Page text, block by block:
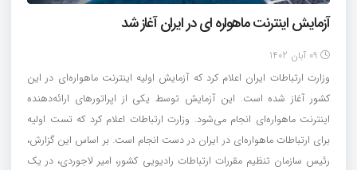
آزمایش اینترنت ماهواره ای در ایران آغاز شد
09 آبان 1402
وزارت ارتباطات ایران اعلام کرد که آزمایش اولیه اینترنت ماهواره‌ای در این
کشور آغاز شده است. این آزمایش توسط یکی از اپراتورهای ارائه‌دهنده
اینترنت ماهواره‌ای انجام می‌شود. وزارت ارتباطات اعلام کرد که تست اولیه
برای ارتباطات ماهواره‌ای در ایران در دست انجام است. بر اساس این گزارش،
رئیس سازمان تنظیم مقررات ارتباطات رادیویی کشور، امیر لاجوردی، در یک